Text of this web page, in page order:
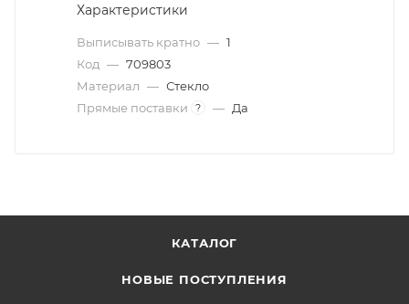
Характеристики
Выписывать кратно — 1
Код — 709803
Материал — Стекло
Прямые поставки
? — Да
КАТАЛОГ
НОВЫЕ ПОСТУПЛЕНИЯ